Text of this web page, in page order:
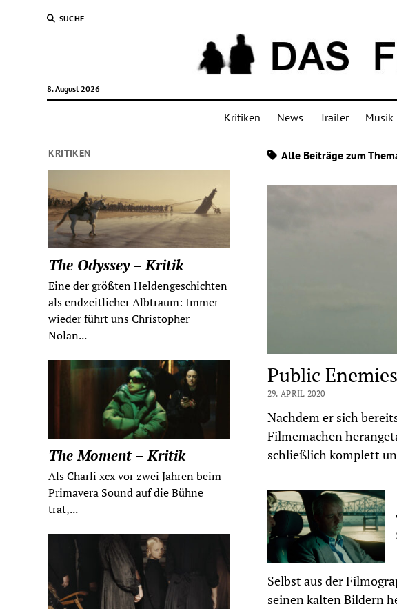
SUCHE
8. August 2026
Kritiken News Trailer
KRITIKEN
The Odyssey – Kritik
Eine der größten Heldengeschichten
als endzeitlicher Albtraum: Immer
wieder führt uns Christopher
Nolan...
The Moment – Kritik
Als Charli xcx vor zwei Jahren beim
Primavera Sound auf die Bühne
trat,...
Alle Beiträge zum
Public
29. APRIL 2020
Nachdem er sich
Filmemachen
schließlich komplett
Selbst aus der
seinen kalten Bildern